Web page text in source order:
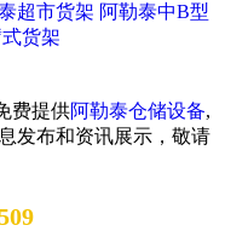
超市货架 阿勒泰中B型
货架
费提供阿勒泰仓储设备,
发布和资讯展示，敬请